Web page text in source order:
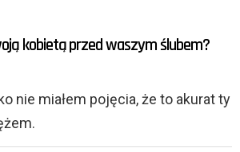
kobietą przed waszym ślubem?
nie miałem pojęcia, że to akurat ty